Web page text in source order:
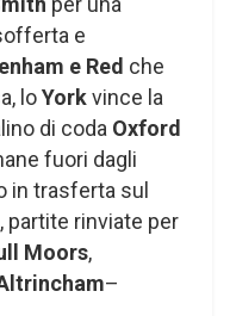
e
e Red che
loYorkvince la
di coda Oxford
fuori dagli
in trasferta sul
partite rinviate per
Moors,
–